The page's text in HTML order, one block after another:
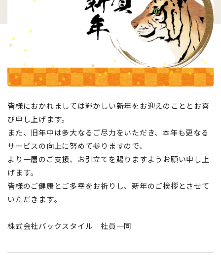
皆様におかれましては輝かしい新年をお迎えのこととお喜
び申し上げます。
また、旧年中は多大なるご尽力をいただき、本年も更なる
サービスの向上に努めて参りますので、
より一層のご支援、お引立てを賜りますようお願い申し上
げます。
皆様のご健康とご多幸をお祈りし、新年のご挨拶とさせて
いただきます。
株式会社パックスタイル 社員一同